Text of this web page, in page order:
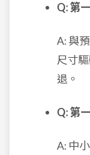
Q: 第
A: 與
尺寸
退。
Q: 第
A: 中